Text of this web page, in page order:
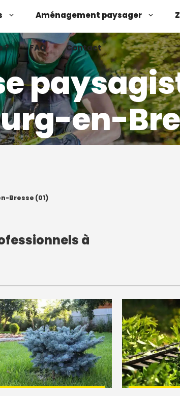
Aménagement paysager
? FAQ Contact
en-
Bresse (01)
à